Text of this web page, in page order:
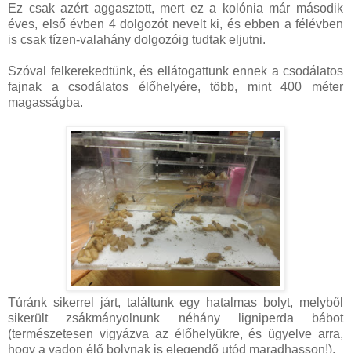
Ez csak azért aggasztott, mert ez a kolónia már második
éves, első évben 4 dolgozót nevelt ki, és ebben a félévben
is csak tízen-valahány dolgozóig tudtak eljutni.
Szóval felkerekedtünk, és ellátogattunk ennek a csodálatos
fajnak a csodálatos élőhelyére, több, mint 400 méter
magasságba.
Túránk sikerrel járt, találtunk egy hatalmas bolyt, melyből
sikerült zsákmányolnunk néhány ligniperda bábot
(természetesen vigyázva az élőhelyükre, és ügyelve arra,
hogy a vadon élő bolynak is elegendő utód maradhasson!).